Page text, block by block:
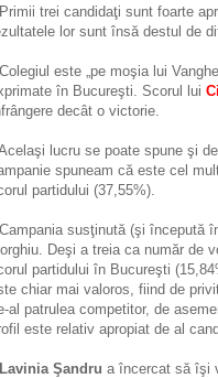
trei candidaţi sunt foarte
lor sunt însă destul de
este „pe moşia lui
în Bucureşti. Scorul lui
decât o victorie.
lucru se poate spune şi
spuneam că este cel
partidului (37,55%).
susţinută (şi începută
Deşi a treia ca număr de
partidului în Bucureşti
chiar mai valoros, fiind de
al patrulea competitor, de
este relativ apropiat de al
Lavinia Şandru a încercat să îşi